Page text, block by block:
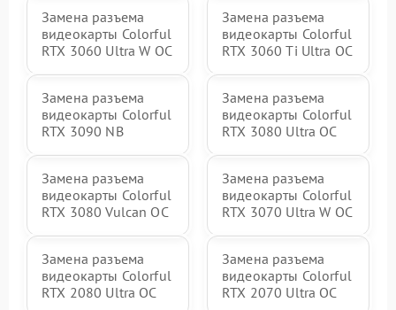
Замена разъема
видеокарты Colorful
RTX 3060 Ultra W OC
Замена разъема
видеокарты Colorful
RTX 3060 Ti Ultra OC
Замена разъема
видеокарты Colorful
RTX 3090 NB
Замена разъема
видеокарты Colorful
RTX 3080 Ultra OC
Замена разъема
видеокарты Colorful
RTX 3080 Vulcan OC
Замена разъема
видеокарты Colorful
RTX 3070 Ultra W OC
Замена разъема
видеокарты Colorful
RTX 2080 Ultra OC
Замена разъема
видеокарты Colorful
RTX 2070 Ultra OC